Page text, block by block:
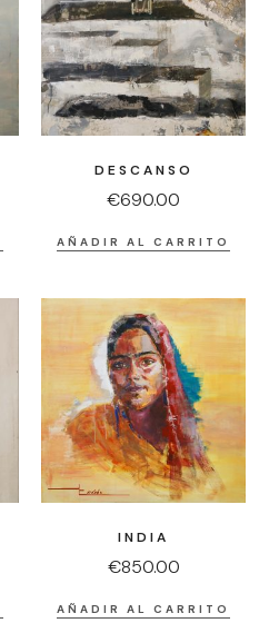
DESCANSO
€690.00
AÑADIR AL CARRITO
INDIA
€850.00
AÑADIR AL CARRITO